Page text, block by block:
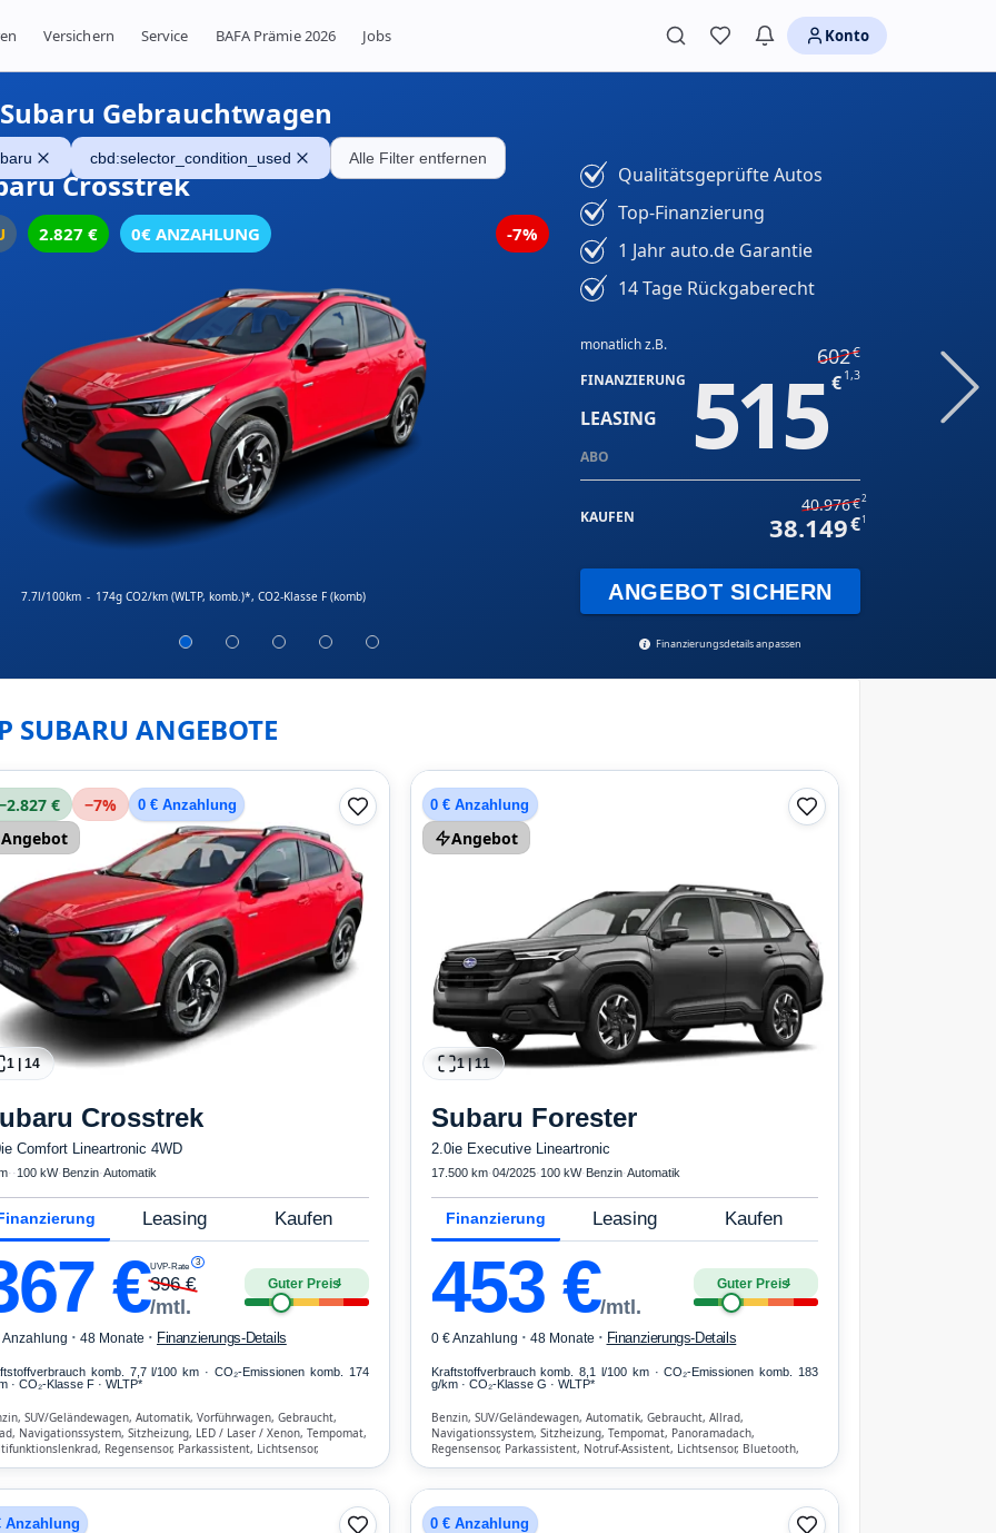
Versichern Service BAFA Prämie 2026 Jobs Konto
Subaru Gebrauchtwagen
cbd:selector_condition_used Alle Filter entfernen
Crosstrek
2.827 € 0€ ANZAHLUNG -7%
7.7l/100km - 174g CO2/km (WLTP, komb.)*, CO2-Klasse F (komb)
Qualitätsgeprüfte Autos
Top-Finanzierung
1 Jahr auto.de Garantie
14 Tage Rückgaberecht
monatlich z.B.
FINANZIERUNG
LEASING
ABO
602
515 1,3
KAUFEN
40.976 2
38.149 1
ANGEBOT SICHERN
Finanzierungsdetails anpassen
SUBARU ANGEBOTE
€ −7% 0 € Anzahlung
Angebot
1 14
Crosstrek
Comfort Lineartronic 4WD
· · 100 kW· Benzin·Automatik
Leasing Kaufen
€UVP-Rate 3
396€
/mtl.
Guter Preis4
Anzahlung · 48 Monate · Finanzierungs-Details
komb. 7,7 l/100 km · CO₂-Emissionen komb. 174
· CO₂-Klasse F · WLTP*
SUV/Geländewagen, Automatik, Vorführwagen, Gebraucht,
Navigationssystem, Sitzheizung, LED / Laser / Xenon, Tempomat,
Regensensor, Parkassistent, Lichtsensor,
Freisprecheinrichtung, Verkehrszeichen-Erkennung, ESP, ABS,
0 € Anzahlung
Angebot
1|11
Subaru Forester
2.0ie Executive Lineartronic
17.500 km·04/2025· 100 kW· Benzin·Automatik
Finanzierung Leasing Kaufen
453€/mtl.
Guter Preis4
0 € Anzahlung · 48 Monate · Finanzierungs-Details
Kraftstoffverbrauch komb. 8,1 l/100 km · CO₂-Emissionen komb. 183
g/km · CO₂-Klasse G · WLTP*
Benzin, SUV/Geländewagen, Automatik, Gebraucht, Allrad,
Navigationssystem, Sitzheizung, Tempomat, Panoramadach,
Regensensor, Parkassistent, Notruf-Assistent, Lichtsensor, Bluetooth,
Freisprecheinrichtung, ESP, ABS, Klimatisierung, Front-, Seiten- und
Anzahlung 0 € Anzahlung